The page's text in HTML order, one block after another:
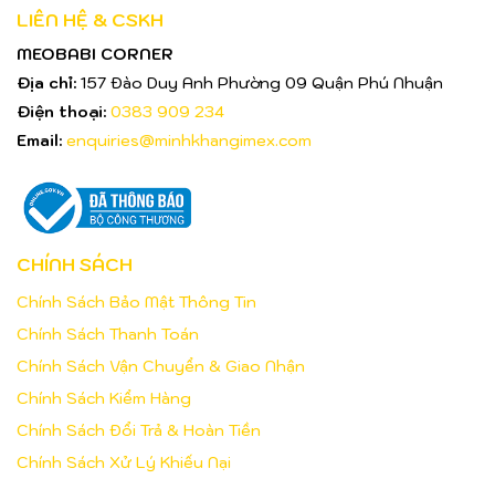
LIÊN HỆ & CSKH
MEOBABI CORNER
Địa chỉ: 157 Đào Duy Anh Phường 09 Quận Phú Nhuận
Điện thoại: 0383 909 234
Email: enquiries@minhkhangimex.com
CHÍNH SÁCH
Chính Sách Bảo Mật Thông Tin
Chính Sách Thanh Toán
Chính Sách Vận Chuyển & Giao Nhận
Chính Sách Kiểm Hàng
Chính Sách Đổi Trả & Hoàn Tiền
Chính Sách Xử Lý Khiếu Nại